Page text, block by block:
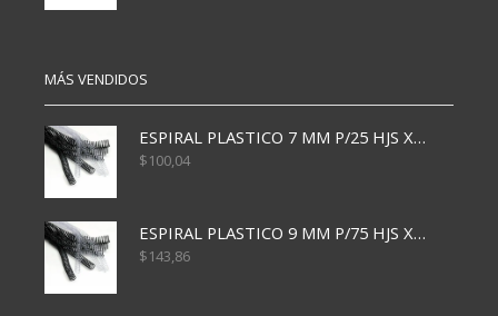
MÁS VENDIDOS
ESPIRAL PLASTICO 7 MM P/25 HJS X50x3000
$100,04
ESPIRAL PLASTICO 9 MM P/75 HJS X50X2400
$143,86